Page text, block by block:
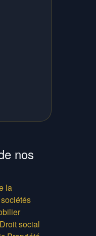
nos
la
Droit social